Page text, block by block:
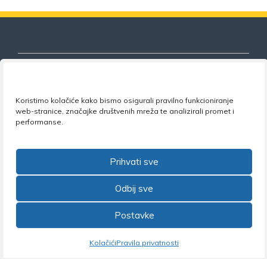
Koristimo kolačiće kako bismo osigurali pravilno funkcioniranje
web-stranice, značajke društvenih mreža te analizirali promet i
performanse.
Prihvati sve
Odbij sve
Postavke
KolačićiPravila privatnosti
Nezavisni sindikat znanosti i visokog
obrazovanja
Adresa: Florijana Andrašeca 18A / VI kat • 10 000
+385 1 4847 337 •Email: